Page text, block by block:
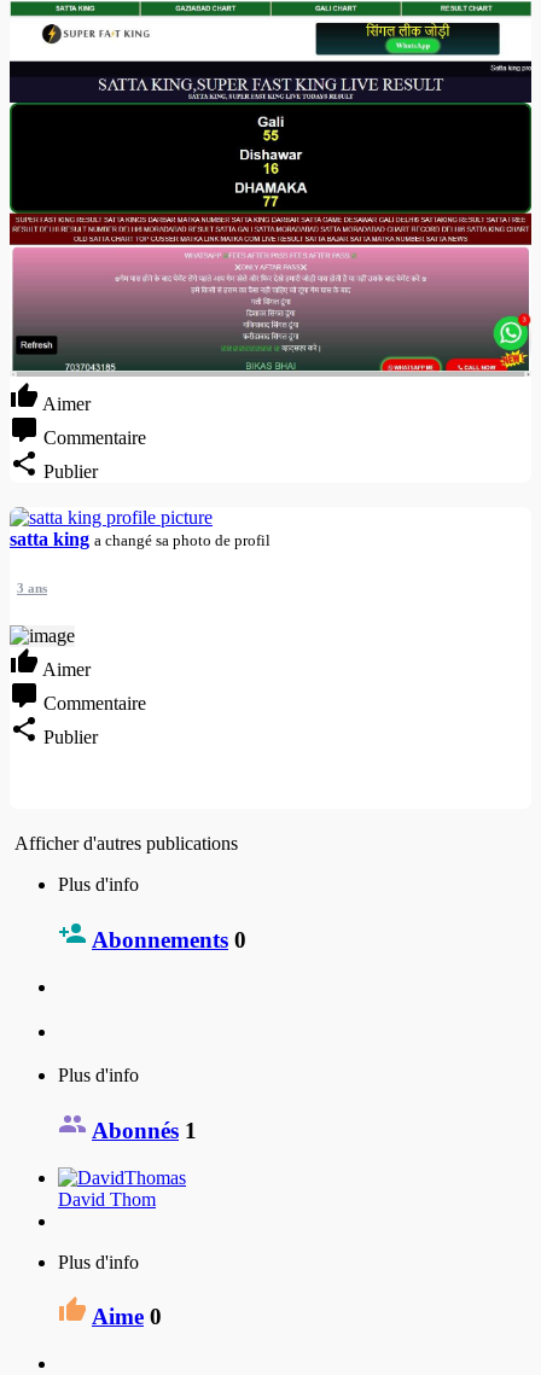
Aimer
Commentaire
Publier
satta king a changé sa photo de profil
3 ans
Aimer
Commentaire
Publier
Afficher d'autres publications
Plus d'info
Abonnements 0
Plus d'info
Abonnés 1
David Thom
Plus d'info
Aime 0